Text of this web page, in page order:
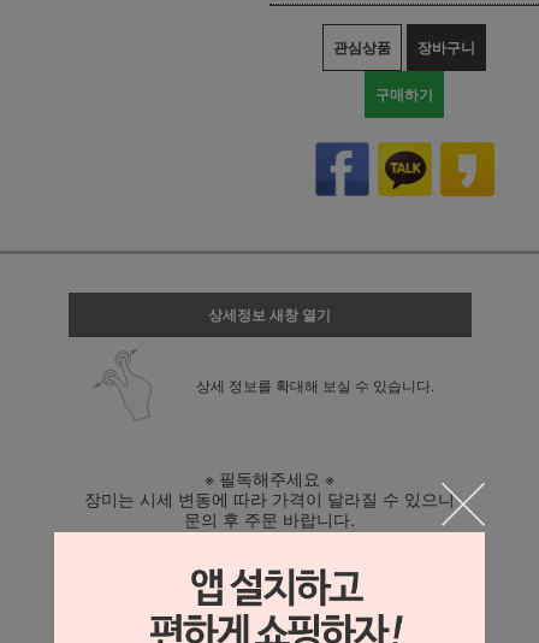
관심상품 장바구니
구매하기
상세정보 새창 열기
상세 정보를 확대해 보실 수 있습니다.
※ 필독해주세요 ※
장미는 시세 변동에 따라 가격이 달라질 수 있으니
문의 후 주문 바랍니다.